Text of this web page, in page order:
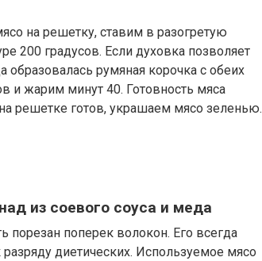
на решетку, ставим в разогретую
200 градусов. Если духовка позволяет
румяная корочка с обеих
и жарим минут 40. Готовность мяса
решетке готов, украшаем мясо зеленью.
из соевого соуса и меда
порезан поперек волокон. Его всегда
диетических. Используемое мясо